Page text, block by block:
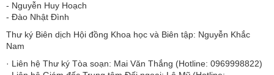
- Nguyễn Huy Hoạch
- Đào Nhật Đình
Thư ký Biên dịch Hội đồng Khoa học và Biên tập: Nguyễn Khắc
Nam
· Liên hệ Thư ký Tòa soạn: Mai Văn Thắng (Hotline: 0969998822)